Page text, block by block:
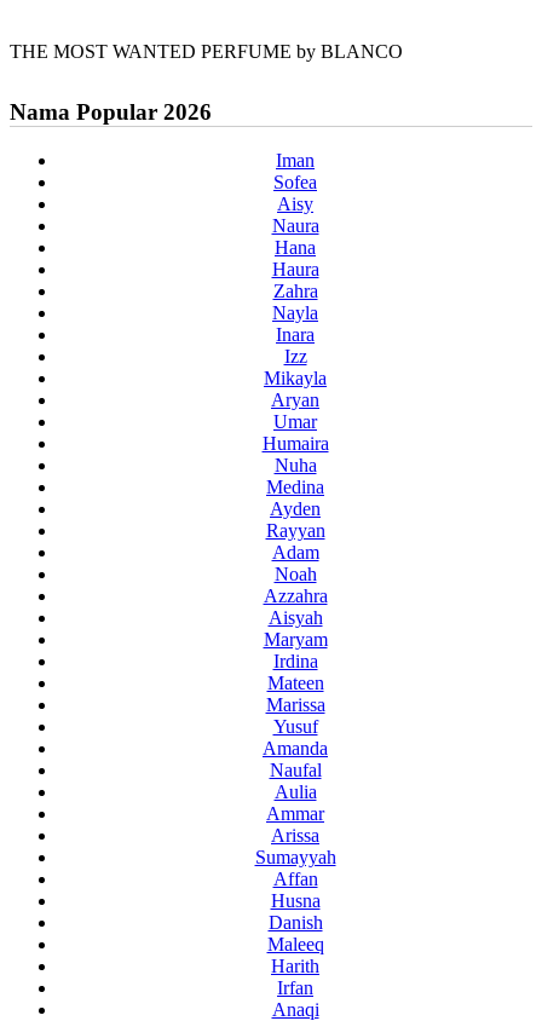
THE MOST WANTED PERFUME by BLANCO
Nama Popular 2026
Iman
Sofea
Aisy
Naura
Hana
Haura
Zahra
Nayla
Inara
Izz
Mikayla
Aryan
Umar
Humaira
Nuha
Medina
Ayden
Rayyan
Adam
Noah
Azzahra
Aisyah
Maryam
Irdina
Mateen
Marissa
Yusuf
Amanda
Naufal
Aulia
Ammar
Arissa
Sumayyah
Affan
Husna
Danish
Maleeq
Harith
Irfan
Anaqi